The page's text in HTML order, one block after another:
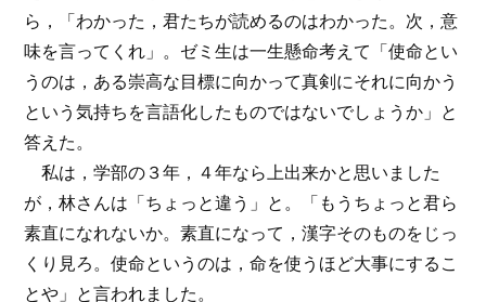
ら，「わかった，君たちが読めるのはわかった。次，意
味を言ってくれ」。ゼミ生は一生懸命考えて「使命とい
うのは，ある崇高な目標に向かって真剣にそれに向かう
という気持ちを言語化したものではないでしょうか」と
答えた。
私は，学部の３年，４年なら上出来かと思いました
が，林さんは「ちょっと違う」と。「もうちょっと君ら
素直になれないか。素直になって，漢字そのものをじっ
くり見ろ。使命というのは，命を使うほど大事にするこ
とや」と言われました。